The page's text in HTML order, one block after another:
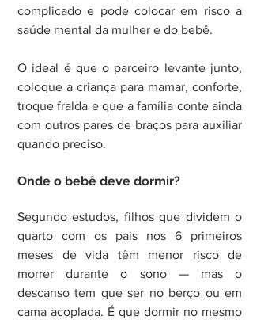
complicado e pode colocar em risco a
saúde mental da mulher e do bebê.
O ideal é que o parceiro levante junto,
coloque a criança para mamar, conforte,
troque fralda e que a família conte ainda
com outros pares de braços para auxiliar
quando preciso.
Onde o bebê deve dormir?
Segundo estudos, filhos que dividem o
quarto com os pais nos 6 primeiros
meses de vida têm menor risco de
morrer durante o sono — mas o
descanso tem que ser no berço ou em
cama acoplada. É que dormir no mesmo